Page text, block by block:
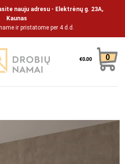
nauju adresu - Elektrėnų g. 23A,
Kaunas
ir pristatome per 4 d.d.
€0.00 0